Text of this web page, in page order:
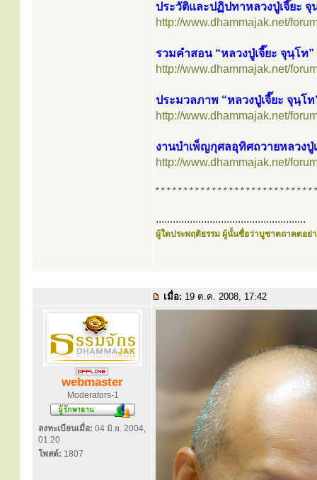
ประวัติและปฏิปทาหลวงปู่เจี๊ยะ จุ
http://www.dhammajak.net/
รวมคำสอน “หลวงปู่เจี๊ยะ จุนฺโท”
http://www.dhammajak.net/
ประมวลภาพ “หลวงปู่เจี๊ยะ จุนฺโ
http://www.dhammajak.net/
งานบำเพ็ญกุศลอุทิศถวายหลวง
http://www.dhammajak.net/
* * * * * * * * * * * * * * * * * * * * * * * * * * * *
.....................................................
ผู้ใดประพฤติธรรม ผู้นั้นชื่อว่าบูชาตถาคตอย่า
เมื่อ: 19 ต.ค. 2008, 17:42
webmaster
Moderators-1
ลงทะเบียนเมื่อ: 04 มิ.ย. 2004,
01:20
โพสต์: 1807